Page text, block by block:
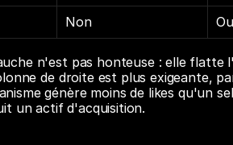
Non
n'est pas honteuse : elle flatte
de droite est plus exigeante,
génère moins de likes qu'un
un actif d'acquisition.